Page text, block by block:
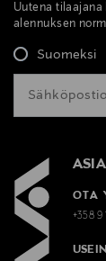
Uutena tilaajana
alennuksen
Suomeksi
OTA
+358 9